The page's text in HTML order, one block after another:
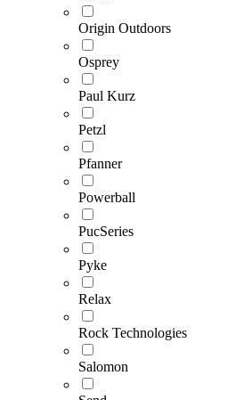
Origin Outdoors
Osprey
Paul Kurz
Petzl
Pfanner
Powerball
PucSeries
Pyke
Relax
Rock Technologies
Salomon